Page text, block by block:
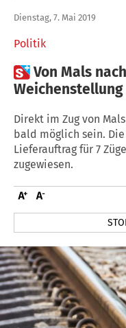
Politik
Dienstag, 7. Mai 2019
Von Mals
Weichenstellung
Direkt im Zug von
bald möglich sein.
Lieferauftrag für 7
zugewiesen.